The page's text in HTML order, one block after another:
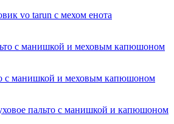
vo tarun с мехом енота
с манишкой и меховым капюшоном